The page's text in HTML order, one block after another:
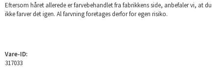
Eftersom håret allerede er farvebehandlet fra fabrikkens side, anbefaler vi, at du
ikke farver det igen. Al farvning foretages derfor for egen risiko.
Vare-ID:
317033